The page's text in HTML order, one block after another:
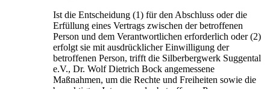
Ist die Entscheidung (1) für den Abschluss oder die
Erfüllung eines Vertrags zwischen der betroffenen
Person und dem Verantwortlichen erforderlich oder (2)
erfolgt sie mit ausdrücklicher Einwilligung der
betroffenen Person, trifft die Silberbergwerk Suggental
e.V., Dr. Wolf Dietrich Bock angemessene
Maßnahmen, um die Rechte und Freiheiten sowie die